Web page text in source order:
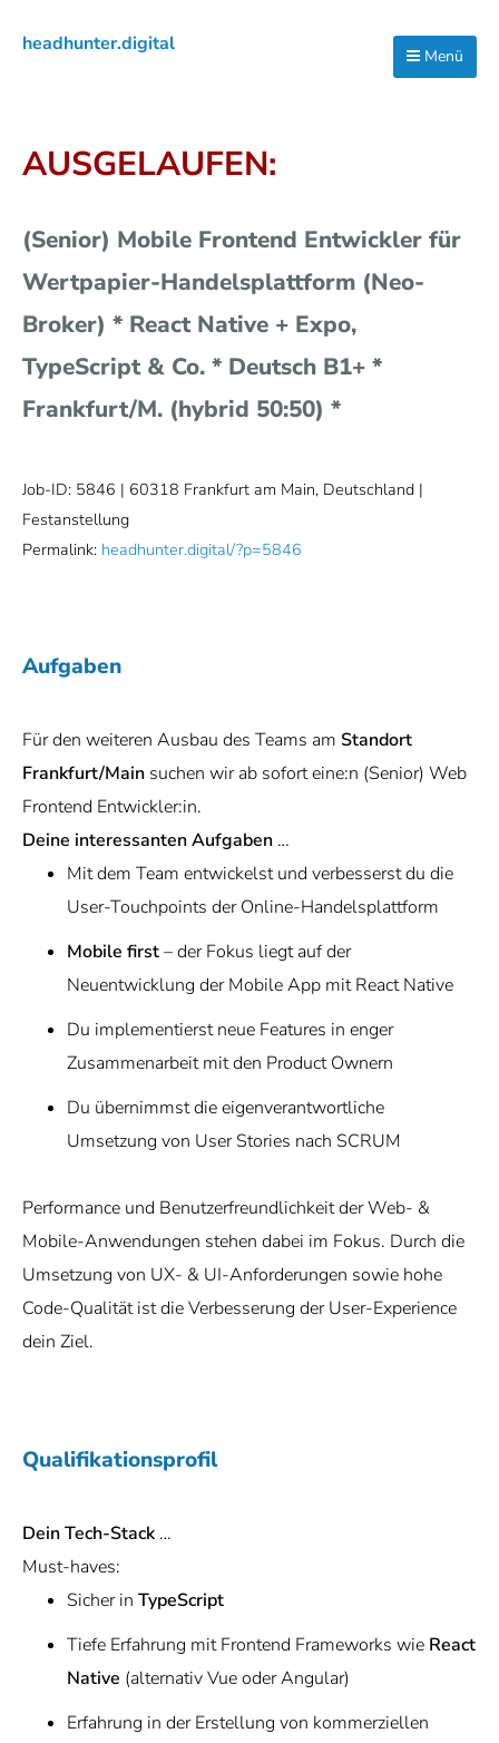
Hauptnavigation
Inhalt
Seitenspalte
headhunter.digital
Menü
AUSGELAUFEN:
(Senior) Mobile Frontend Entwickler für
Wertpapier-Handelsplattform (Neo-
Broker) * React Native + Expo,
TypeScript & Co. * Deutsch B1+ *
Frankfurt/M. (hybrid 50:50) *
Job-ID: 5846 | 60318 Frankfurt am Main, Deutschland |
Festanstellung
Permalink: headhunter.digital/?p=5846
Aufgaben
Für den weiteren Ausbau des Teams am Standort
Frankfurt/Main suchen wir ab sofort eine:n (Senior) Web
Frontend Entwickler:in.
Deine interessanten Aufgaben …
Mit dem Team entwickelst und verbesserst du die
User-Touchpoints der Online-Handelsplattform
Mobile first– der Fokus liegt auf der
Neuentwicklung der Mobile App mit React Native
Du implementierst neue Features in enger
Zusammenarbeit mit den Product Ownern
Du übernimmst die eigenverantwortliche
Umsetzung von User Stories nach SCRUM
Performance und Benutzerfreundlichkeit der Web- &
Mobile-Anwendungen stehen dabei im Fokus. Durch die
Umsetzung von UX- & UI-Anforderungen sowie hohe
Code-Qualität ist die Verbesserung der User-Experience
dein Ziel.
Qualifikationsprofil
Dein Tech-Stack…
Must-haves:
Sicher in TypeScript
Tiefe Erfahrung mit Frontend Frameworks wie React
Native (alternativ Vue oder Angular)
Erfahrung in der Erstellung von kommerziellen